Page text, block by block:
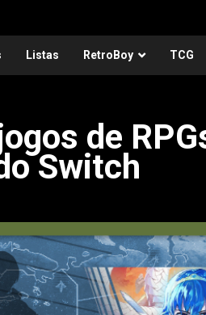
Listas RetroBoy TCG
de
Switch